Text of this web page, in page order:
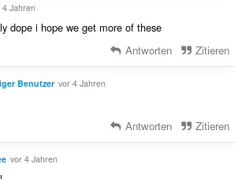
4 Jahren
dope i hope we get more of these
Antworten Zitieren
Benutzer vor 4 Jahren
Antworten Zitieren
vor 4 Jahren